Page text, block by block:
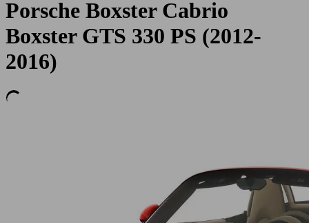
Porsche Boxster Cabrio
Boxster GTS 330 PS (2012-
2016)